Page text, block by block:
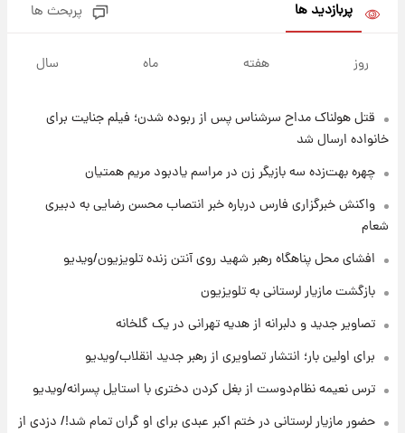
مرداد ۱۴۰۵ +جدول
۹ ساعت پیش
۹ ساعت پیش
۱۰ ساعت پیش
قیمت محصولات ایران‌خودرو و سایپا امروز شنبه
۱۷ مرداد ۱۴۰۵
یک پیش ‌بینی مهم برای قیمت دلار، طلا و سکه
پربازدید ها پربحث ها
روز هفته ماه سال
قتل هولناک مداح سرشناس پس از ربوده شدن؛ فیلم جنایت برای
خانواده ارسال شد
چهره بهت‌زده سه بازیگر زن در مراسم یادبود مریم همتیان
واکنش خبرگزاری فارس درباره خبر انتصاب محسن رضایی به دبیری
شعام
افشای محل پناهگاه‌ رهبر شهید روی آنتن زنده تلویزیون/ویدیو
بازگشت مازیار لرستانی به تلویزیون
تصاویر جدید و دلبرانه از هدیه تهرانی در یک گلخانه
برای اولین بار؛ انتشار تصاویری از رهبر جدید انقلاب/ویدیو
ترس نعیمه نظام‌دوست از بغل کردن دختری با استایل پسرانه/ویدیو
حضور مازیار لرستانی در ختم اکبر عبدی برای او گران تمام شد!/ دزدی از